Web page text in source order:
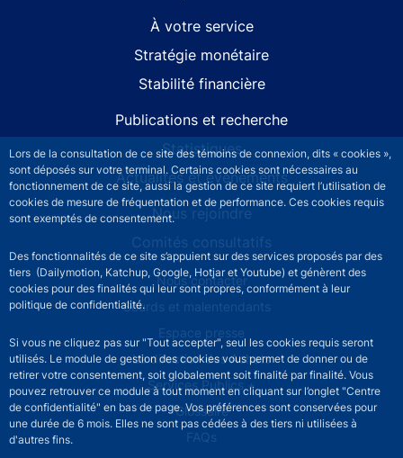
Lors de la consultation de ce site des témoins de connexion, dits « cookies »,
sont déposés sur votre terminal. Certains cookies sont nécessaires au
fonctionnement de ce site, aussi la gestion de ce site requiert l’utilisation de
cookies de mesure de fréquentation et de performance. Ces cookies requis
sont exemptés de consentement.
Des fonctionnalités de ce site s’appuient sur des services proposés par des
tiers (Dailymotion, Katchup, Google, Hotjar et Youtube) et génèrent des
cookies pour des finalités qui leur sont propres, conformément à leur
politique de confidentialité.
Si vous ne cliquez pas sur "Tout accepter", seul les cookies requis seront
utilisés. Le module de gestion des cookies vous permet de donner ou de
retirer votre consentement, soit globalement soit finalité par finalité. Vous
pouvez retrouver ce module à tout moment en cliquant sur l’onglet "Centre
de confidentialité" en bas de page. Vos préférences sont conservées pour
une durée de 6 mois. Elles ne sont pas cédées à des tiers ni utilisées à
d'autres fins.
À votre service
Stratégie monétaire
Stabilité financière
Publications et recherche
Statistiques
Actualités et événements
Nous rejoindre
Comités consultatifs
Footer secondary menuNous contacter
Sourds et malentendants
Espace presse
La direction des Achats
Services Publics +
Glossaire
FAQs